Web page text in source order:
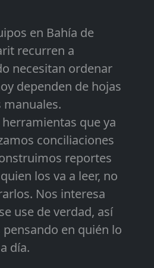
en Bahía de
recurren a
necesitan ordenar
dependen de hojas
manuales.
que ya
conciliaciones
reportes
los va a leer, no
Nos interesa
use de verdad, así
en quién lo
día.